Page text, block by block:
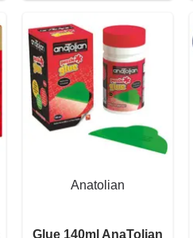
Anatolian
Glue 140ml AnaTolian